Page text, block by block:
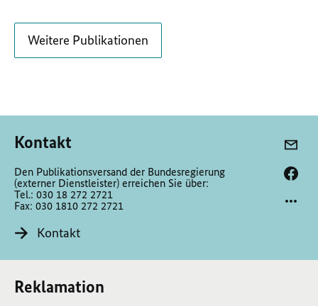
Weitere Publikationen
Kontakt
Den Publikationsversand der Bundesregierung
(externer Dienstleister) erreichen Sie über:
Tel.: 030 18 272 2721
Fax: 030 1810 272 2721
Kontakt
Reklamation